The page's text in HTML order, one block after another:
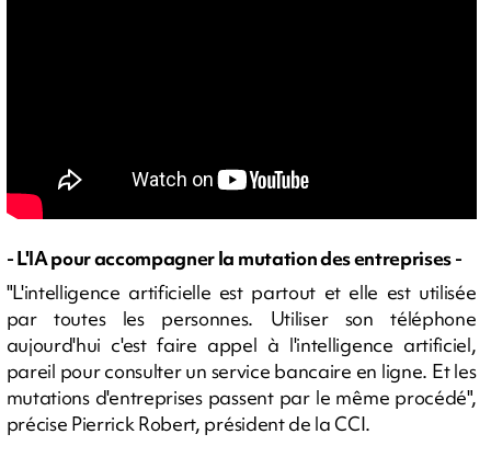
- L'IA pour accompagner la mutation des entreprises -
"L'intelligence artificielle est partout et elle est utilisée
par toutes les personnes. Utiliser son téléphone
aujourd'hui c'est faire appel à l'intelligence artificiel,
pareil pour consulter un service bancaire en ligne. Et les
mutations d'entreprises passent par le même procédé",
précise Pierrick Robert, président de la CCI.